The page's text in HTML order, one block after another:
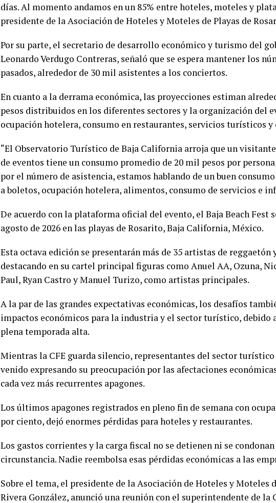
días. Al momento andamos en un 85% entre hoteles, moteles y
presidente de la Asociación de Hoteles y Moteles de Playas de
Por su parte, el secretario de desarrollo económico y turismo del
Leonardo Verdugo Contreras, señaló que se espera mantener los
pasados, alrededor de 30 mil asistentes a los conciertos.
En cuanto a la derrama económica, las proyecciones estiman
pesos distribuidos en los diferentes sectores y la organización del
ocupación hotelera, consumo en restaurantes, servicios turísticos y
“El Observatorio Turístico de Baja California arroja que un
de eventos tiene un consumo promedio de 20 mil pesos por
por el número de asistencia, estamos hablando de un buen
a boletos, ocupación hotelera, alimentos, consumo de servicios e
De acuerdo con la plataforma oficial del evento, el Baja Beach Fest
agosto de 2026 en las playas de Rosarito, Baja California, México.
Esta octava edición se presentarán más de 35 artistas de reggaetón
destacando en su cartel principal figuras como Anuel AA, Ozuna,
Paul, Ryan Castro y Manuel Turizo, como artistas principales.
A la par de las grandes expectativas económicas, los desafíos
impactos económicos para la industria y el sector turístico, debido
plena temporada alta.
Mientras la CFE guarda silencio, representantes del sector
venido expresando su preocupación por las afectaciones
cada vez más recurrentes apagones.
Los últimos apagones registrados en pleno fin de semana con
por ciento, dejó enormes pérdidas para hoteles y restaurantes.
Los gastos corrientes y la carga fiscal no se detienen ni se
circunstancia. Nadie reembolsa esas pérdidas económicas a las
Sobre el tema, el presidente de la Asociación de Hoteles y Moteles
Rivera González, anunció una reunión con el superintendente de la